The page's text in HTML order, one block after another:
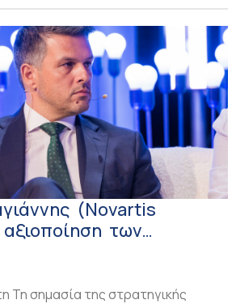
(Novartis
των
έχει κόστος για
Τη σημασία της στρατηγικής